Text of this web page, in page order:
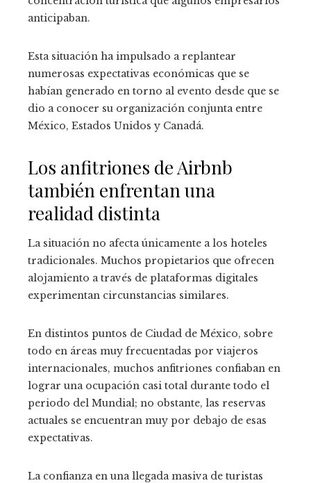
anticipaban.
Esta situación ha impulsado a replantear
numerosas expectativas económicas que se
habían generado en torno al evento desde que se
dio a conocer su organización conjunta entre
México, Estados Unidos y Canadá.
Los anfitriones de Airbnb
también enfrentan una
realidad distinta
La situación no afecta únicamente a los hoteles
tradicionales. Muchos propietarios que ofrecen
alojamiento a través de plataformas digitales
experimentan circunstancias similares.
En distintos puntos de Ciudad de México, sobre
todo en áreas muy frecuentadas por viajeros
internacionales, muchos anfitriones confiaban en
lograr una ocupación casi total durante todo el
periodo del Mundial; no obstante, las reservas
actuales se encuentran muy por debajo de esas
expectativas.
La confianza en una llegada masiva de turistas